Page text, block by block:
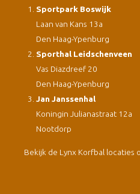
Sportpark Boswijk
Laan van Kans 13a
Den Haag-Ypenburg
Sporthal Leidschenveen
Vas Diazdreef 20
Den Haag-Ypenburg
Jan Janssenhal
Koningin Julianastraat 12a
Nootdorp
Bekijk de Lynx Korfbal locaties